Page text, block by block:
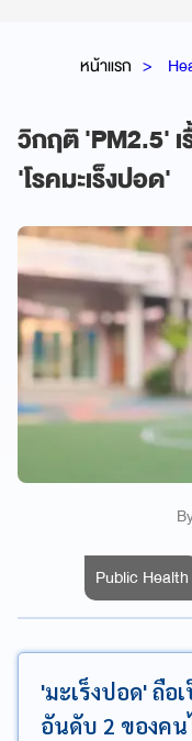
หน้าแรก
วิกฤติ 'PM2.5'
'โรคมะเร็งปอด'
Public Health
'มะเร็งปอด' ถือ
อันดับ 2 ของค